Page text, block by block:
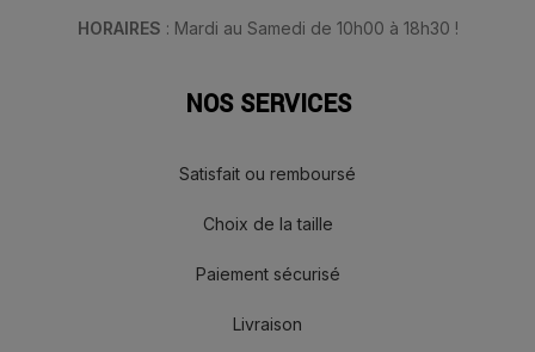
HORAIRES : Mardi au Samedi de 10h00 à 18h30 !
NOS SERVICES
Satisfait ou remboursé
Choix de la taille
Paiement sécurisé
Livraison